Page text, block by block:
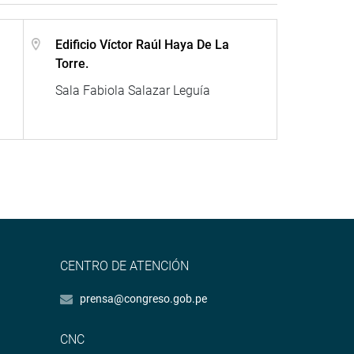
Edificio Víctor Raúl Haya De La
Torre.
Sala Fabiola Salazar Leguía
CENTRO DE ATENCIÓN
prensa@congreso.gob.pe
CNC